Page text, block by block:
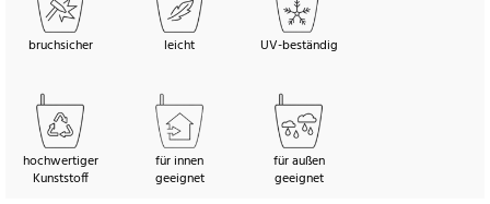
bruchsicher leicht UV-beständig
hochwertiger
Kunststoff
für innen
geeignet
für außen
geeignet